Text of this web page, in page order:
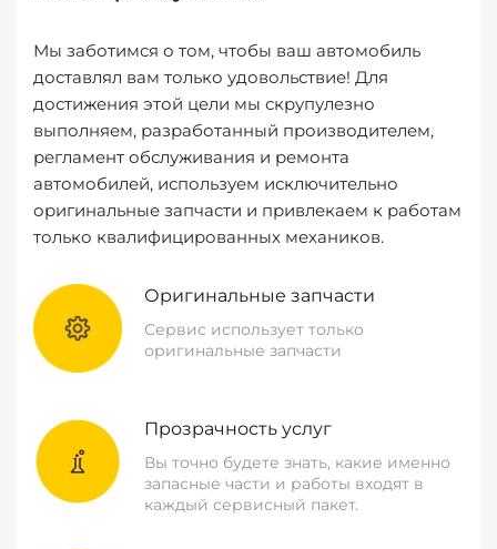
Мы заботимся о том, чтобы ваш автомобиль
доставлял вам только удовольствие! Для
достижения этой цели мы скрупулезно
выполняем, разработанный производителем,
регламент обслуживания и ремонта
автомобилей, используем исключительно
оригинальные запчасти и привлекаем к работам
только квалифицированных механиков.
Оригинальные запчасти
Сервис использует только
оригинальные запчасти
Прозрачность услуг
Вы точно будете знать, какие именно
запасные части и работы входят в
каждый сервисный пакет.